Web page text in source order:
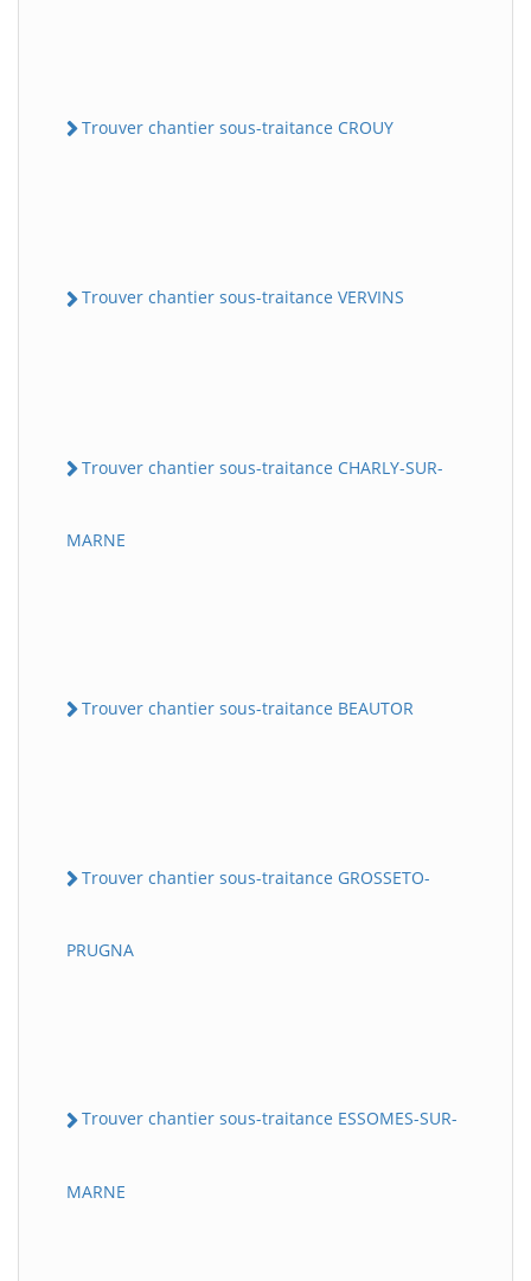
Trouver chantier sous-traitance CROUY
Trouver chantier sous-traitance VERVINS
Trouver chantier sous-traitance CHARLY-SUR-
MARNE
Trouver chantier sous-traitance BEAUTOR
Trouver chantier sous-traitance GROSSETO-
PRUGNA
Trouver chantier sous-traitance ESSOMES-SUR-
MARNE